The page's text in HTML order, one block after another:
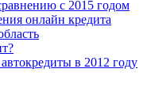
с 2015 годом
онлайн кредита
в 2012 году